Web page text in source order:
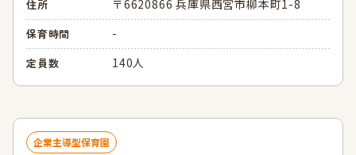
住所
〒6620866 兵庫県西宮市柳本町1-8
保育時間 -
定員数 140人
企業主導型保育園